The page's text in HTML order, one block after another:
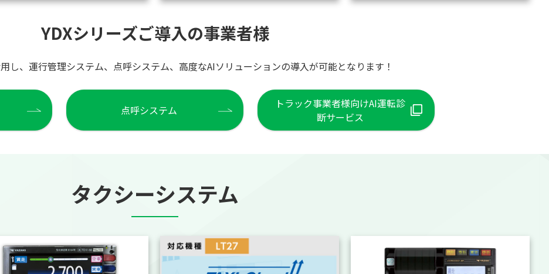
YDXシリーズご導入の事業者様
し、運行管理システム、点呼システム、高度なAIソリューションの導入が可能となります！
点呼システム
トラック事業者様向けAI運転診
断サービス
タクシーシステム